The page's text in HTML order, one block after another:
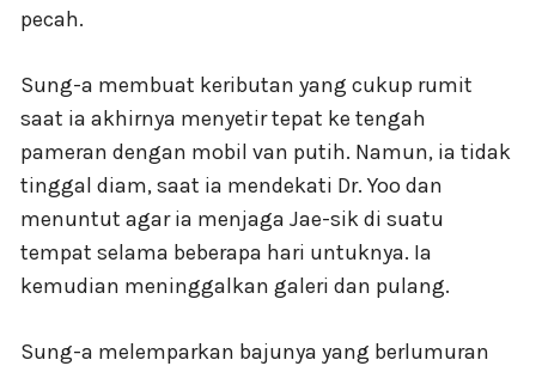
pecah.
Sung-a membuat keributan yang cukup rumit
saat ia akhirnya menyetir tepat ke tengah
pameran dengan mobil van putih. Namun, ia tidak
tinggal diam, saat ia mendekati Dr. Yoo dan
menuntut agar ia menjaga Jae-sik di suatu
tempat selama beberapa hari untuknya. Ia
kemudian meninggalkan galeri dan pulang.
Sung-a melemparkan bajunya yang berlumuran